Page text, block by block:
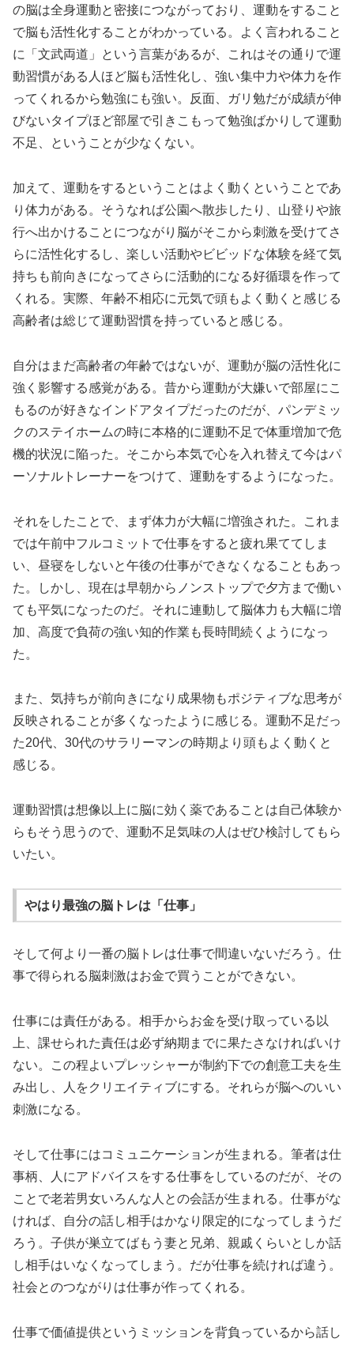
の脳は全身運動と密接につながっており、運動をすること
で脳も活性化することがわかっている。よく言われること
に「文武両道」という言葉があるが、これはその通りで運
動習慣がある人ほど脳も活性化し、強い集中力や体力を作
ってくれるから勉強にも強い。反面、ガリ勉だが成績が伸
びないタイプほど部屋で引きこもって勉強ばかりして運動
不足、ということが少なくない。
加えて、運動をするということはよく動くということであ
り体力がある。そうなれば公園へ散歩したり、山登りや旅
行へ出かけることにつながり脳がそこから刺激を受けてさ
らに活性化するし、楽しい活動やビビッドな体験を経て気
持ちも前向きになってさらに活動的になる好循環を作って
くれる。実際、年齢不相応に元気で頭もよく動くと感じる
高齢者は総じて運動習慣を持っていると感じる。
自分はまだ高齢者の年齢ではないが、運動が脳の活性化に
強く影響する感覚がある。昔から運動が大嫌いで部屋にこ
もるのが好きなインドアタイプだったのだが、パンデミッ
クのステイホームの時に本格的に運動不足で体重増加で危
機的状況に陥った。そこから本気で心を入れ替えて今はパ
ーソナルトレーナーをつけて、運動をするようになった。
それをしたことで、まず体力が大幅に増強された。これま
では午前中フルコミットで仕事をすると疲れ果ててしま
い、昼寝をしないと午後の仕事ができなくなることもあっ
た。しかし、現在は早朝からノンストップで夕方まで働い
ても平気になったのだ。それに連動して脳体力も大幅に増
加、高度で負荷の強い知的作業も長時間続くようになっ
た。
また、気持ちが前向きになり成果物もポジティブな思考が
反映されることが多くなったように感じる。運動不足だっ
た20代、30代のサラリーマンの時期より頭もよく動くと
感じる。
運動習慣は想像以上に脳に効く薬であることは自己体験か
らもそう思うので、運動不足気味の人はぜひ検討してもら
いたい。
やはり最強の脳トレは「仕事」
そして何より一番の脳トレは仕事で間違いないだろう。仕
事で得られる脳刺激はお金で買うことができない。
仕事には責任がある。相手からお金を受け取っている以
上、課せられた責任は必ず納期までに果たさなければいけ
ない。この程よいプレッシャーが制約下での創意工夫を生
み出し、人をクリエイティブにする。それらが脳へのいい
刺激になる。
そして仕事にはコミュニケーションが生まれる。筆者は仕
事柄、人にアドバイスをする仕事をしているのだが、その
ことで老若男女いろんな人との会話が生まれる。仕事がな
ければ、自分の話し相手はかなり限定的になってしまうだ
ろう。子供が巣立てばもう妻と兄弟、親戚くらいとしか話
し相手はいなくなってしまう。だが仕事を続ければ違う。
社会とのつながりは仕事が作ってくれる。
仕事で価値提供というミッションを背負っているから話し